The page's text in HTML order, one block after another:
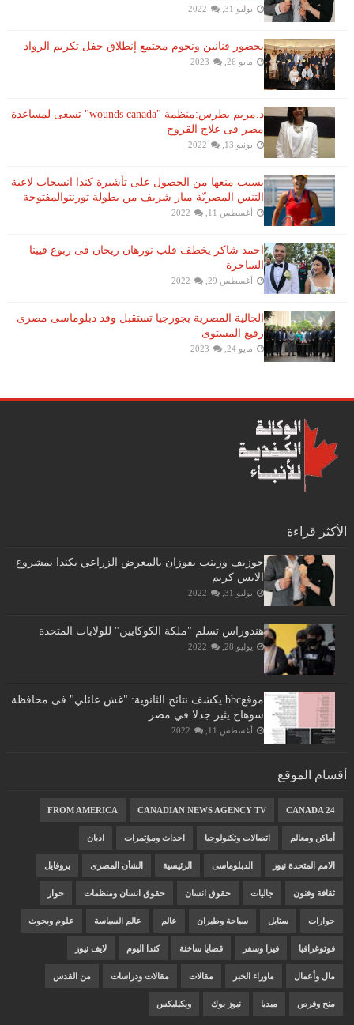
يوليو 31, 2022
بحضور فنانين ونجوم مجتمع إنطلاق حفل تكريم الرواد
مايو 26, 2023
د.مريم بطرس:منظمة "wounds canada" تسعى لمساعدة
مصر فى علاج القروح
يونيو 13, 2022
بسبب منعها من الحصول على تأشيرة كندا انسحاب لاعبة ​
التنس​ المصريّة ​ميار شريف​ من بطولة ​تورنتو​المفتوحة
أغسطس 11, 2022
احمد شاكر يخطف قلب نورهان ريحان فى ربوع فيينا
الساحرة
أغسطس 29, 2022
الجالية المصرية بجورجيا تستقبل وفد دبلوماسى مصرى
رفيع المستوى
مايو 24, 2023
الأكثر قراءة
جوزيف وزينب يفوزان بالمعرض الزراعي بكندا بمشروع
الايس كريم
يوليو 31, 2022
هندوراس تسلم "ملكة الكوكايين" للولايات المتحدة
يوليو 28, 2022
موقعbbc يكشف نتائج الثانوية: "غش عائلي" فى محافظة
سوهاج يثير جدلا في مصر
أغسطس 11, 2022
أقسام الموقع
CANADA 24
CANADIAN NEWS AGENCY TV
FROM AMERICA
أماكن ومعالم اتصالات وتكنولوجيا احداث ومؤتمرات اديان
الامم المتحدة نيوز الدبلوماسى الرئيسية الشأن المصرى بروفايل
ثقافة وفنون جاليات حقوق انسان حقوق انسان ومنظمات حوار
حوارات ستايل سياحة وطيران عالم عالم السياسة علوم وبحوث
فوتوغرافيا فيزا وسفر قضايا ساخنة كندا اليوم لايف نيوز
مال وأعمال ماوراء الخبر مقالات مقالات ودراسات من القدس
منح وفرص ميديا نيوز بوك ويكيليكس